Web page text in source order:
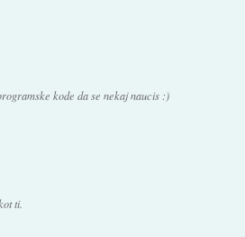
kode da se nekaj naucis :)
ti.